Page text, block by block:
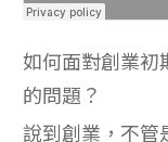
如何面對創業初
的問題？
說到創業，不管